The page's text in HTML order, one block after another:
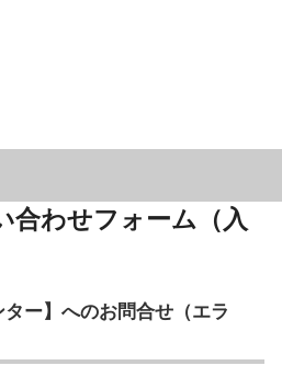
合わせフォーム（入
ー】へのお問合せ（エラ